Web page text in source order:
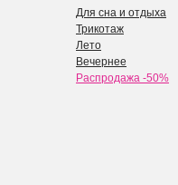
Для сна и отдыха
Трикотаж
Лето
Вечернее
Распродажа -50%